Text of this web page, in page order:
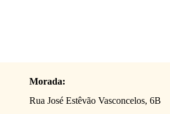
Morada:
Rua José Estêvão Vasconcelos, 6B